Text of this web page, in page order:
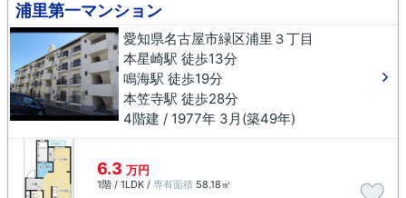
浦里第一マンション
愛知県名古屋市緑区浦里３丁目
本星崎駅 徒歩13分
鳴海駅 徒歩19分
本笠寺駅 徒歩28分
4階建 / 1977年 3月(築49年)
6.3 万円
1階 / 1LDK / 専有面積 58.18㎡